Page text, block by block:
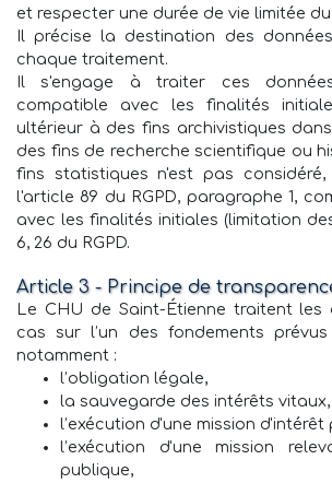
et respecter une durée de vie limitée
Il précise la destination des
chaque traitement.
Il s'engage à traiter ces
compatible avec les finalités
ultérieur à des fins archivistiques
des fins de recherche scientifique ou
fins statistiques n'est pas
l'article 89 du RGPD, paragraphe 1,
avec les finalités initiales (limitation
6, 26 du RGPD.
Article 3 - Principe de
Le CHU de Saint-Étienne traitent les
cas sur l’un des fondements
notamment :
l’obligation légale,
la sauvegarde des intérêts vitaux,
l’exécution d'une mission d'intérêt
l’exécution d'une mission
publique,